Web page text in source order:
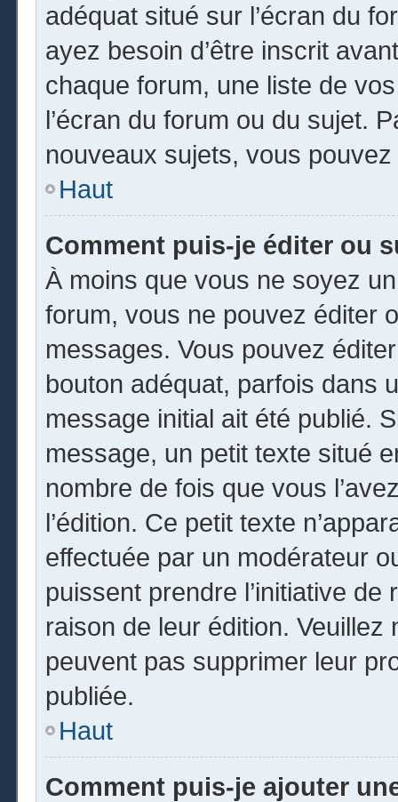
adéquat situé sur l’écran du
ayez besoin d’être inscrit
chaque forum, une liste de
l’écran du forum ou du sujet.
nouveaux sujets, vous
Haut
Comment puis-je éditer ou
À moins que vous ne soyez
forum, vous ne pouvez éditer
messages. Vous pouvez
bouton adéquat, parfois dans
message initial ait été publié.
message, un petit texte situé
nombre de fois que vous
l’édition. Ce petit texte
effectuée par un modérateur
puissent prendre l’initiative
raison de leur édition.
peuvent pas supprimer leur
publiée.
Haut
Comment puis-je ajouter